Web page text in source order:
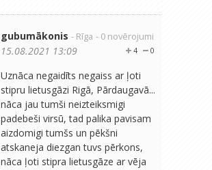
gubumākonis - Rīga - 0 novērojumi
0
4
15.08.2021 13:09
Uznāca negaidīts negaiss ar ļoti
stipru lietusgāzi Rigā, Pārdaugavā...
nāca jau tumši neizteiksmigi
padebeši virsū, tad palika pavisam
aizdomigi tumšs un pēkšni
atskaneja diezgan tuvs pērkons,
nāca ļoti stipra lietusgāze ar vēja